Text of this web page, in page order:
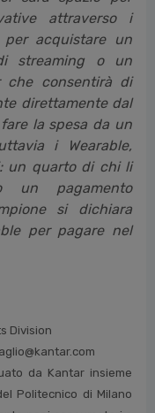
attraverso i
per acquistare un
streaming o un
che consentirà di
direttamente dal
la spesa da un
i Wearable,
un quarto di chi li
un pagamento
si dichiara
per pagare nel
Division
da Kantar insieme
Politecnico di Milano